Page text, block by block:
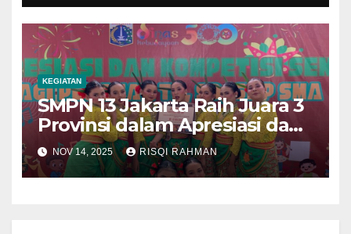
KEGIATAN
SMPN 13 Jakarta Raih Juara 3
Provinsi dalam Apresiasi dan
Kompetisi Seni Pelajar SMP
NOV 14, 2025 RISQI RAHMAN